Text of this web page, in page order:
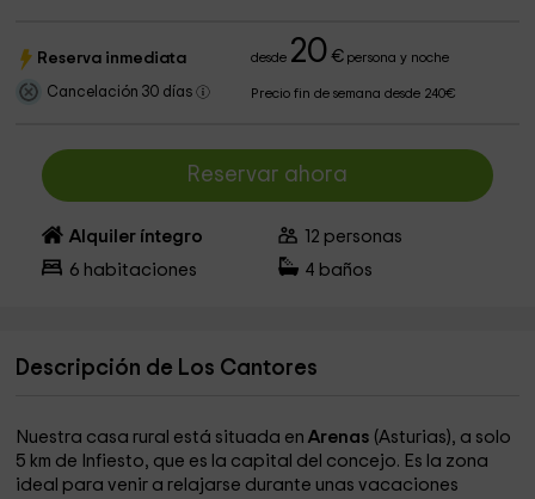
Reserva inmediata desde 20 €persona y noche
Cancelación 30 días Precio fin de semana desde 240€
Reservar ahora
Alquiler íntegro 12 personas
6 habitaciones 4 baños
Descripción de Los Cantores
Nuestra casa rural está situada enArenas (Asturias), a solo
5 km de Infiesto, que es la capital del concejo. Es la zona
ideal para venir a relajarse durante unas vacaciones